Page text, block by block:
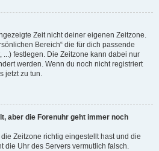
Zeit nicht deiner eigenen Zeitzone.
Bereich“ die für dich passende
festlegen. Die Zeitzone kann dabei nur
werden. Wenn du noch nicht registriert
jetzt zu tun.
aber die Forenuhr geht immer noch
Zeitzone richtig eingestellt hast und die
die Uhr des Servers vermutlich falsch.